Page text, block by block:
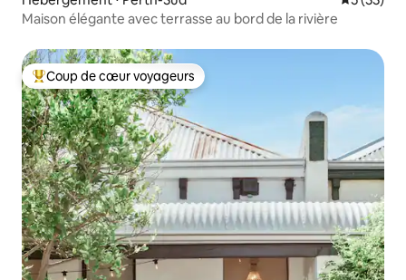
Maison élégante avec terrasse au bord de la rivière
Coups de cœur voyageurs les plus appréciés
Coup de cœur voyageurs